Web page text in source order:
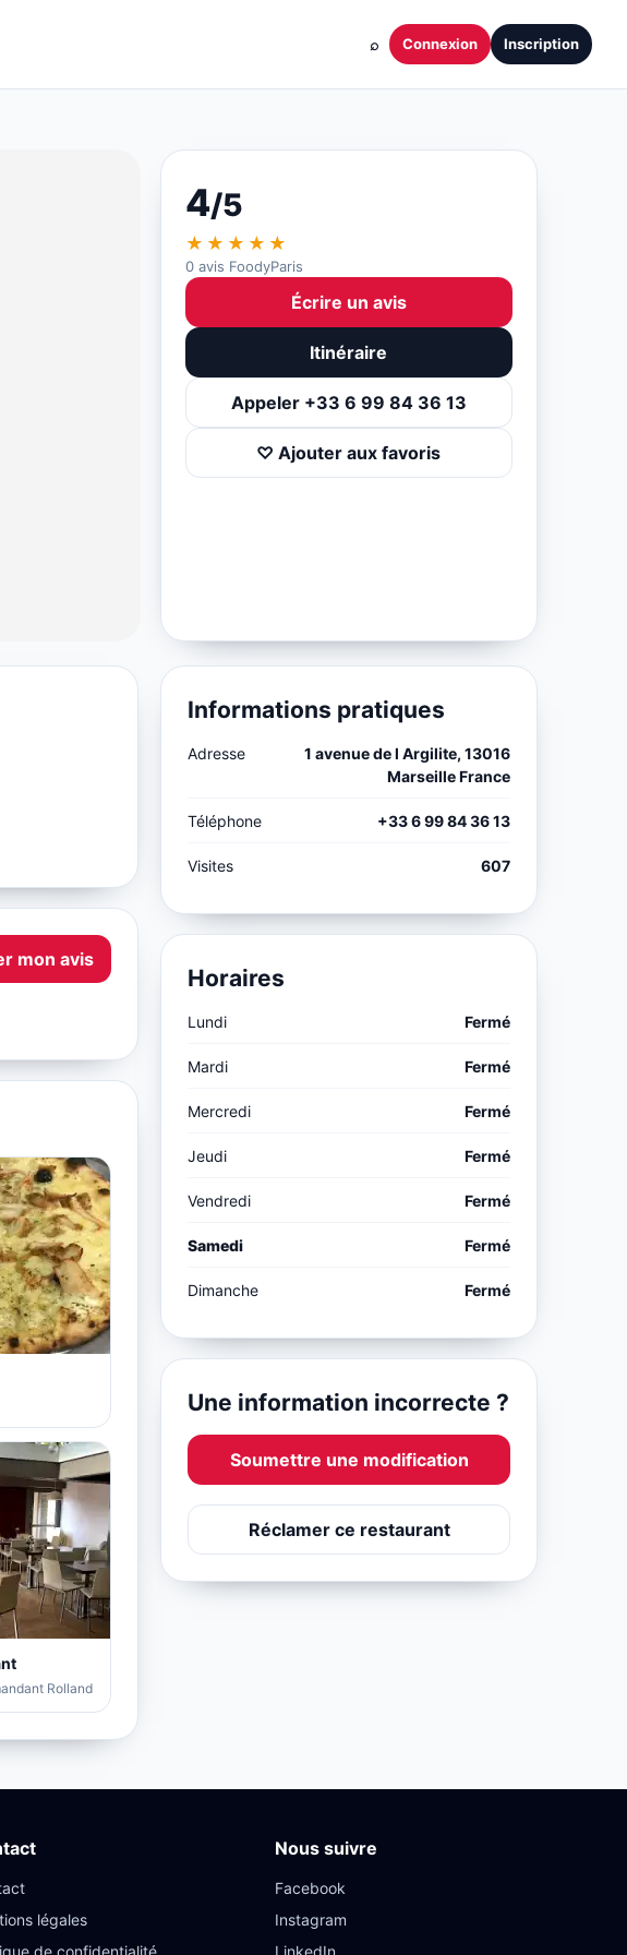
⌕ Connexion Inscription
4/5
★★★★★
0 avis FoodyParis
Écrire un avis
Itinéraire
Appeler +33 6 99 84 36 13
♡ Ajouter aux favoris
mon avis
Rolland
Informations pratiques
Adresse
1 avenue de l Argilite, 13016
Marseille France
Téléphone +33 6 99 84 36 13
Visites 607
Horaires
Lundi Fermé
Mardi Fermé
Mercredi Fermé
Jeudi Fermé
Vendredi Fermé
Samedi Fermé
Dimanche Fermé
Une information incorrecte ?
Soumettre une modification
Réclamer ce restaurant
légales
de confidentialité
Nous suivre
Facebook
Instagram
LinkedIn